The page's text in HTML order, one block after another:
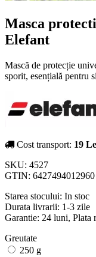
Masca
Elefant
Mască de protecție
sporit, esențială pentru
Cost transport: 19
SKU: 4527
GTIN: 6427494012960
Starea stocului: In stoc
Durata livrarii: 1-3 zile
Garantie: 24 luni, Plata
Greutate
250 g